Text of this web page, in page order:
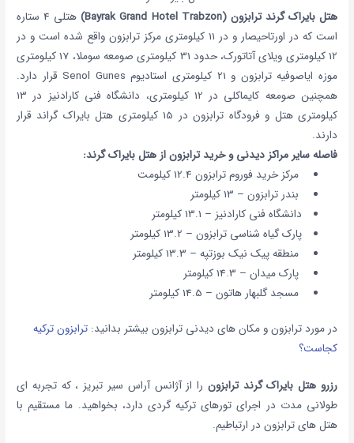
هتل بایراک گرند ترابزون (Bayrak Grand Hotel Trabzon)
هتلی 4 ستاره
است که در اورتاحیصار و در 11 کیلومتری مرکز ترابزون واقع شده است و در
12 کیلومتری ویلای آتاتورک،
حدود 31 کیلومتری صومعه سوملا، 17 کیلومتری
موزه ایاصوفیه ترابزون و 21 کیلومتری استادیوم Senol Gunes قرار دارد.
همچنین صومعه کایماکلی در 12 کیلومتری، دانشگاه فنی کارادنیز در 13
کیلومتری هتل و فرودگاه ترابزون در 15 کیلومتری هتل بایراک گراند قرار
دارند.
فاصله سایر مراکز دیدنی و خرید ترابزون از هتل بایراک گرند:
مرکز خرید فوروم ترابزون 12.4 کیلومت
بندر ترابزون – 13 کیلومتر
دانشگاه فنی کارادنیز – 13.1 کیلومتر
پارک گیاه شناسی ترابزون – 13.2 کیلومتر
منطقه پیک نیک بوزتپه – 13.3 کیلومتر
پارک میدان – 14.3 کیلومتر
مسجد گلبهار هاتون – 14.5 کیلومتر
در مورد ترابزون و مکان های دیدنی ترابزون بیشتر بدانید: ترابزون ترکیه
کجاست؟
رزرو هتل بایراک گرند ترابزون را از آژانس آراس سیر تبریز ، که تجربه ای
طولانی مدت در اجرای تورهای ترکیه گردی دارد، بخواهید. ما مستقیم با
هتل های ترابزون در ارتباطیم.